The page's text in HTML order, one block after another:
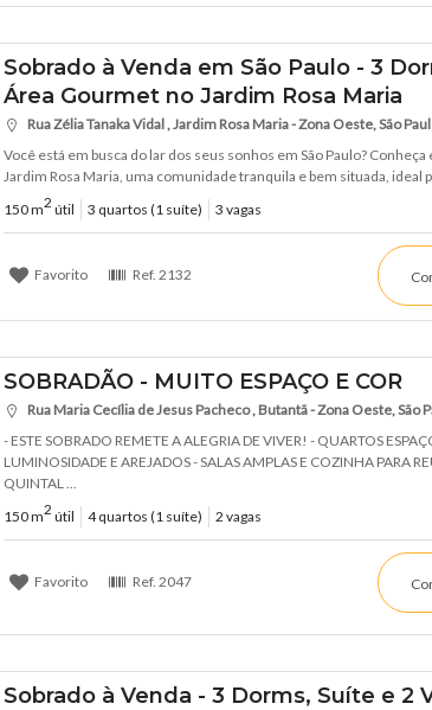
Sobrado à Venda em São Paulo - 3
Área Gourmet no Jardim Rosa Maria
Rua Zélia Tanaka Vidal , Jardim Rosa Maria - Zona Oeste, São
Você está em busca do lar dos seus sonhos em São Paulo?
Jardim Rosa Maria, uma comunidade tranquila e bem situada, ideal
150 m2 útil 3 quartos (1 suíte) 3 vagas
Favorito Ref. 2132
SOBRADÃO - MUITO ESPAÇO E COR
Rua Maria Cecília de Jesus Pacheco , Butantã - Zona Oeste, São
- ESTE SOBRADO REMETE A ALEGRIA DE VIVER! - QUARTOS
LUMINOSIDADE E AREJADOS - SALAS AMPLAS E COZINHA PARA
QUINTAL ...
150 m2 útil 4 quartos (1 suíte) 2 vagas
Favorito Ref. 2047
Sobrado à Venda - 3 Dorms, Suíte e 2